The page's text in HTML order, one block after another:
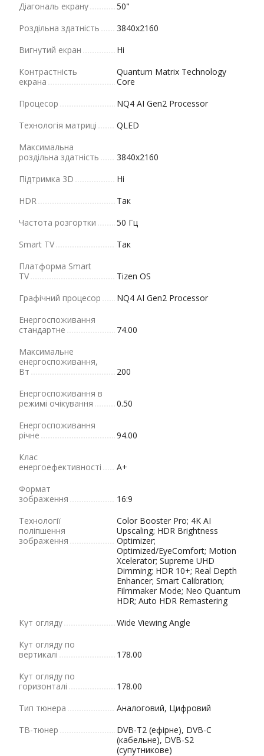
Діагональ екрану
50"
Роздільна здатність
3840x2160
Вигнутий екран
Ні
Контрастність
екрана
Quantum Matrix Technology
Core
Процесор
NQ4 AI Gen2 Processor
Технологія матриці
QLED
Максимальна
роздільна здатність
3840x2160
Підтримка 3D
Ні
HDR
Так
Частота розгортки
50 Гц
Smart TV
Так
Платформа Smart
TV
Tizen OS
Графічний процесор
NQ4 AI Gen2 Processor
Енергоспоживання
стандартне
74.00
Максимальне
енергоспоживання,
Вт
200
Енергоспоживання в
режимі очікування
0.50
Енергоспоживання
річне
94.00
Клас
енергоефективності
A+
Формат
зображення
16:9
Технології
поліпшення
зображення
Color Booster Pro; 4K AI
Upscaling; HDR Brightness
Optimizer;
Optimized/EyeComfort; Motion
Xcelerator; Supreme UHD
Dimming; HDR 10+; Real Depth
Enhancer; Smart Calibration;
Filmmaker Mode; Neo Quantum
HDR; Auto HDR Remastering
Кут огляду
Wide Viewing Angle
Кут огляду по
вертикалі
178.00
Кут огляду по
горизонталі
178.00
Тип тюнера
Аналоговий, Цифровий
ТВ-тюнер
DVB-T2 (ефірне), DVB-C
(кабельне), DVB-S2
(супутникове)